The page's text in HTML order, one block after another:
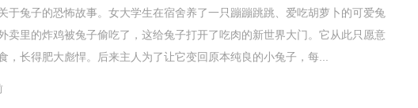
于兔子的恐怖故事。女大学生在宿舍养了一只蹦蹦跳跳、爱吃胡萝卜的可爱兔
卖里的炸鸡被兔子偷吃了，这给兔子打开了吃肉的新世界大门。它从此只愿意
，长得肥大彪悍。后来主人为了让它变回原本纯良的小兔子，每...